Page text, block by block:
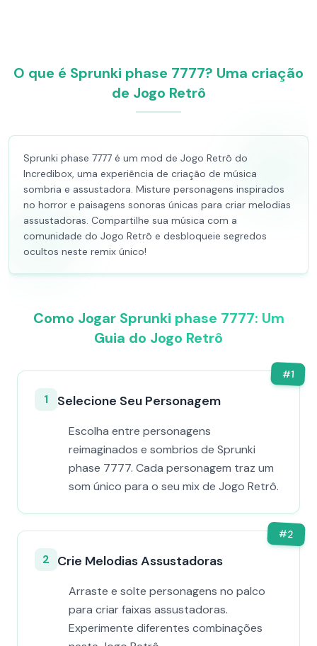
O que é Sprunki phase 7777? Uma criação
de Jogo Retrô
Sprunki phase 7777 é um mod de Jogo Retrô do
Incredibox, uma experiência de criação de música
sombria e assustadora. Misture personagens inspirados
no horror e paisagens sonoras únicas para criar melodias
assustadoras. Compartilhe sua música com a
comunidade do Jogo Retrô e desbloqueie segredos
ocultos neste remix único!
Como Jogar Sprunki phase 7777: Um
Guia do Jogo Retrô
#1
1 Selecione Seu Personagem
Escolha entre personagens
reimaginados e sombrios de Sprunki
phase 7777. Cada personagem traz um
som único para o seu mix de Jogo Retrô.
#2
2 Crie Melodias Assustadoras
Arraste e solte personagens no palco
para criar faixas assustadoras.
Experimente diferentes combinações